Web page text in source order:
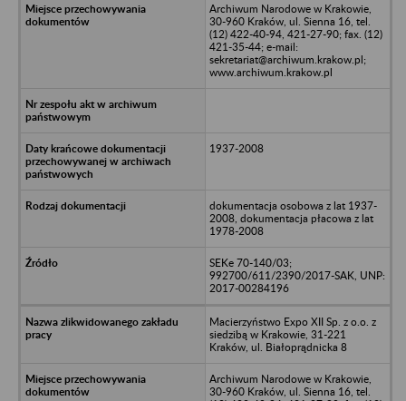
Archiwum Narodowe w Krakowie,
30-960 Kraków, ul. Sienna 16, tel.
(12) 422-40-94, 421-27-90; fax. (12)
421-35-44; e-mail:
sekretariat@archiwum.krakow.pl;
www.archiwum.krakow.pl
1937-2008
dokumentacja osobowa z lat 1937-
2008, dokumentacja płacowa z lat
1978-2008
SEKe 70-140/03;
992700/611/2390/2017-SAK, UNP:
2017-00284196
Macierzyństwo Expo XII Sp. z o.o. z
siedzibą w Krakowie, 31-221
Kraków, ul. Białoprądnicka 8
Archiwum Narodowe w Krakowie,
30-960 Kraków, ul. Sienna 16, tel.